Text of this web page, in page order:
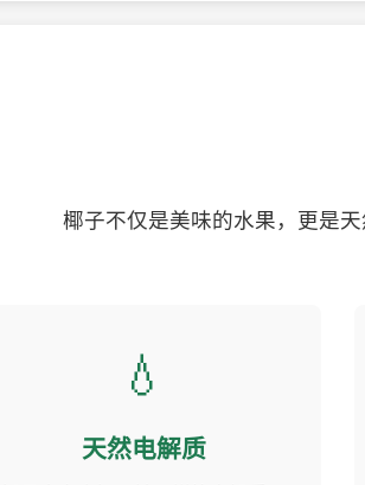
椰子不仅是美味的水果，更是
💧
天然电解质